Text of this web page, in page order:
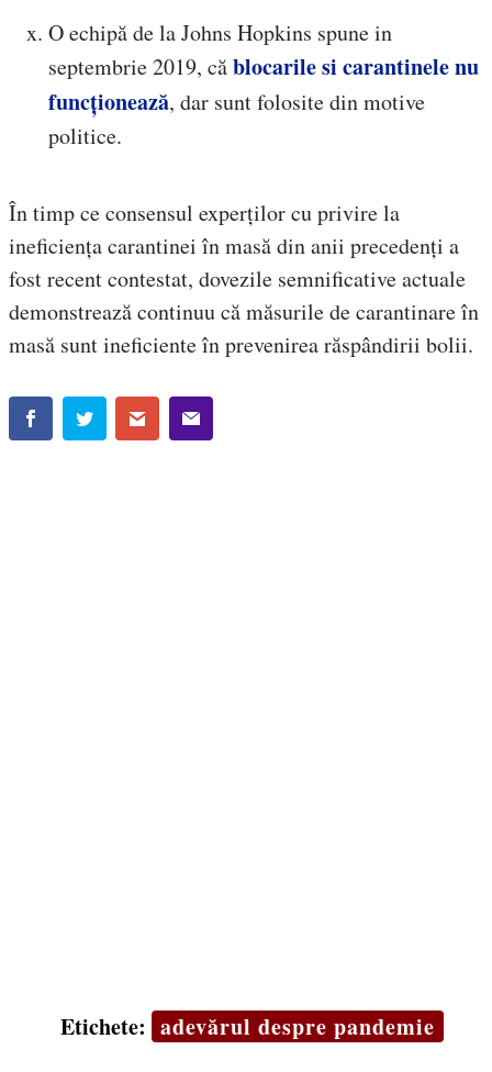
O echipă de la Johns Hopkins spune in
septembrie 2019, căblocarile si carantinele nu
funcționează, dar sunt folosite din motive
politice.
În timp ce consensul experților cu privire la
ineficiența carantinei în masă din anii precedenți a
fost recent contestat, dovezile semnificative actuale
demonstrează continuu că măsurile de carantinare în
masă sunt ineficiente în prevenirea răspândirii bolii.
Etichete: adevărul despre pandemie